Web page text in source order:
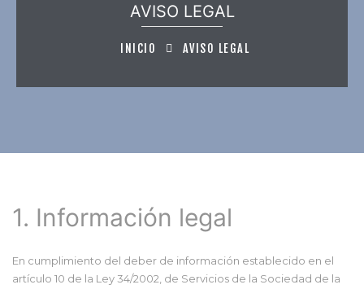
AVISO LEGAL
INICIO AVISO LEGAL
1. Información legal
En cumplimiento del deber de información establecido en el
artículo 10 de la Ley 34/2002, de Servicios de la Sociedad de la